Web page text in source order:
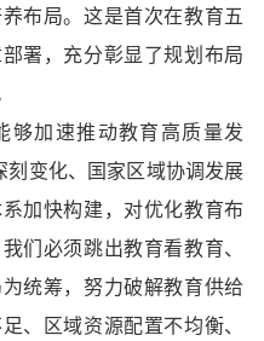
布局。这是首次在教育五
署，充分彰显了规划布局
够加速推动教育高质量发
刻变化、国家区域协调发展
加快构建，对优化教育布
们必须跳出教育看教育、
统筹，努力破解教育供给
、区域资源配置不均衡、